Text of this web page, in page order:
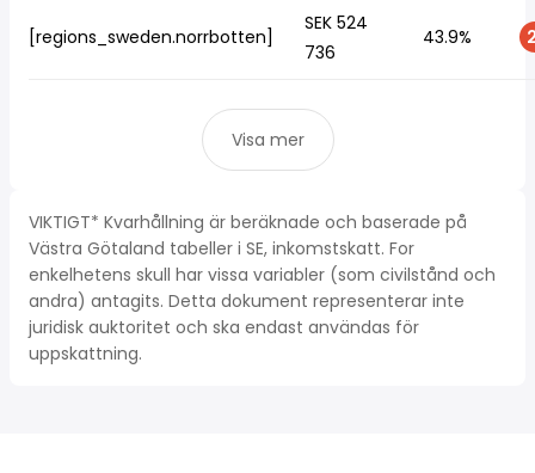
[regions_sweden.norrbotten]
SEK 524
736
43.9%
Visa mer
VIKTIGT* Kvarhållning är beräknade och baserade på
Västra Götaland tabeller i SE, inkomstskatt. For
enkelhetens skull har vissa variabler (som civilstånd och
andra) antagits. Detta dokument representerar inte
juridisk auktoritet och ska endast användas för
uppskattning.